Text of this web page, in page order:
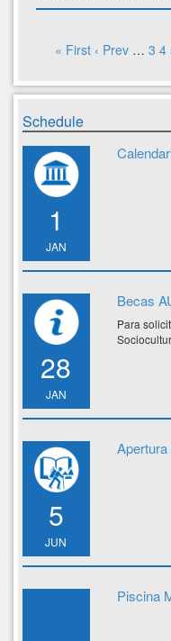
« First ‹ Prev … 3 4
Schedule
1
JAN
28
JAN
Becas
Para
5
JUN
Piscina